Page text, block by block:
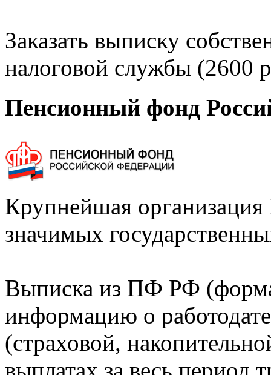
Заказать выписку
налоговой службы (2600
Пенсионный фонд
Крупнейшая
значимых
Выписка из ПФ РФ
информацию о
(страховой,
выплатах за весь период